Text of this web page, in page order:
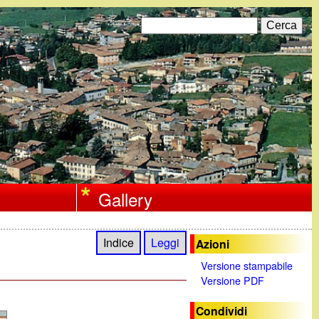
F
o
r
m
d
i
r
i
c
e
C
e
r
c
a
Gallery
Indice Leggi Azioni
Versione stampabile
Versione PDF
Condividi